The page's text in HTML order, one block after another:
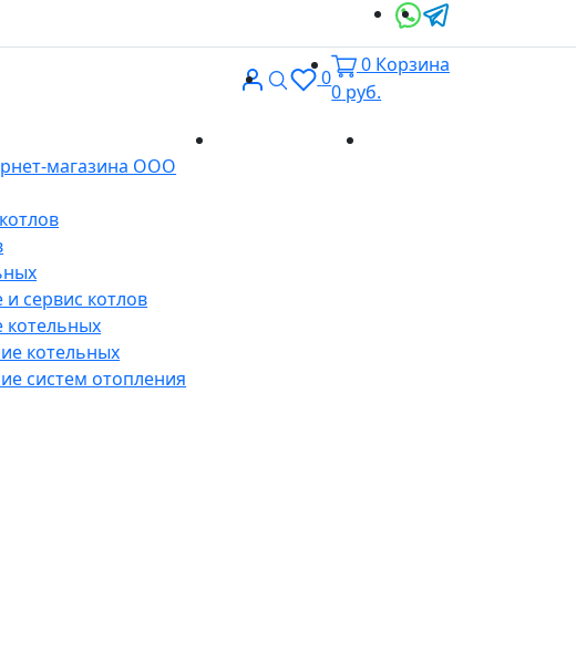
ВходПоиск
0
0 Корзина
0 руб.
магазина ООО
сервис котлов
котельных
котельных
систем отопления